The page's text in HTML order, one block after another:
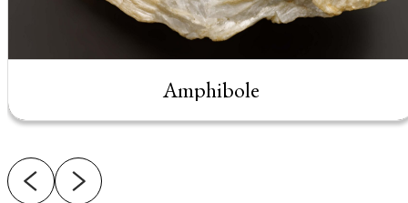
Amphibole